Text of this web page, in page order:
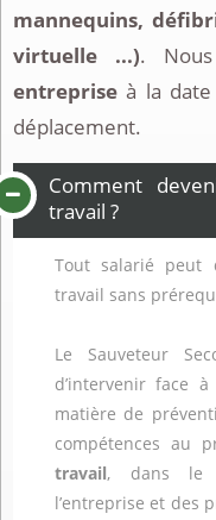
mannequins,
virtuelle ...).
entreprise à la
déplacement.
Comment
travail ?
Tout salarié peut
travail sans
Le Sauveteur
d’intervenir face à
matière de
compétences au
travail, dans le
l’entreprise et des